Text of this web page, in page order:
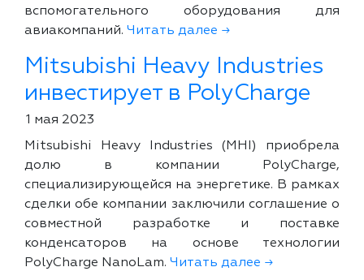
вспомогательного оборудования для
авиакомпаний. Читать далее →
Mitsubishi Heavy Industries
инвестирует в PolyCharge
1 мая 2023
Mitsubishi Heavy Industries (MHI) приобрела
долю в компании PolyCharge,
специализирующейся на энергетике. В рамках
сделки обе компании заключили соглашение о
совместной разработке и поставке
конденсаторов на основе технологии
PolyCharge NanoLam. Читать далее →